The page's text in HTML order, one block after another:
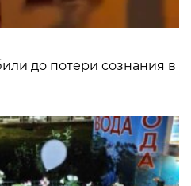
до потери сознания в